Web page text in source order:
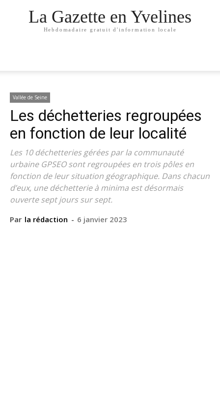
La Gazette en Yvelines
Hebdomadaire gratuit d'information locale
Vallée de Seine
Les déchetteries regroupées
en fonction de leur localité
Les 10 déchetteries gérées par la communauté
urbaine GPSEO sont regroupées en trois pôles en
fonction de leur situation géographique. Dans chacun
d’eux, une déchetterie à minima est désormais
ouverte sept jours sur sept.
Par la rédaction - 6 janvier 2023